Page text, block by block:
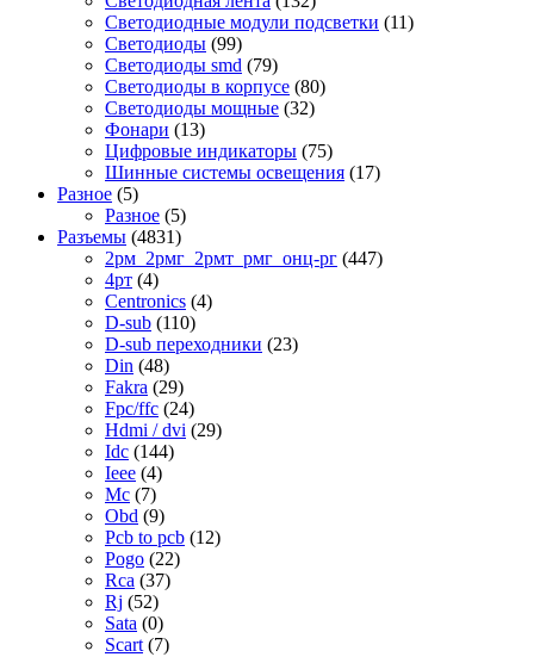
Светодиодные модули подсветки (11)
Светодиоды (99)
Светодиоды smd (79)
Светодиоды в корпусе (80)
Светодиоды мощные (32)
Фонари (13)
Цифровые индикаторы (75)
Шинные системы освещения (17)
Разное (5)
Разное (5)
Разъемы (4831)
2рм_2рмг_2рмт_рмг_онц-рг (447)
4рт (4)
Centronics (4)
D-sub (110)
D-sub переходники (23)
Din (48)
Fakra (29)
Fpc/ffc (24)
Hdmi / dvi (29)
Idc (144)
Ieee (4)
Mc (7)
Obd (9)
Pcb to pcb (12)
Pogo (22)
Rca (37)
Rj (52)
Sata (0)
Scart (7)